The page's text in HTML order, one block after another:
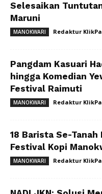
Selesaikan
Maruni
MANOKWARI Redaktur
Pangdam Kasuari
hingga Komedian
Festival Raimuti
MANOKWARI Redaktur
18 Barista Se-Tanah
Festival Kopi
MANOKWARI Redaktur